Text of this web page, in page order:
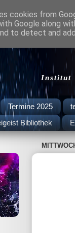
Institut
Termine 2025
Bibliothek
cookies from
Google along
to detect and